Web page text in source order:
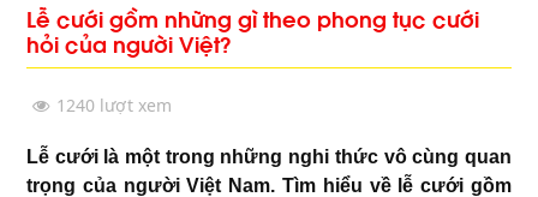
Lễ cưới gồm những gì theo phong tục cưới
hỏi của người Việt?
1240 lượt xem
Lễ cưới là một trong những nghi thức vô cùng quan
trọng của người Việt Nam. Tìm hiểu về lễ cưới gồm